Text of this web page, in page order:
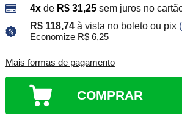
4xde R$ 31,25 sem juros no
R$ 118,74 à vista no boleto ou pix
Economize R$ 6,25
Mais formas de pagamento
COMPRAR